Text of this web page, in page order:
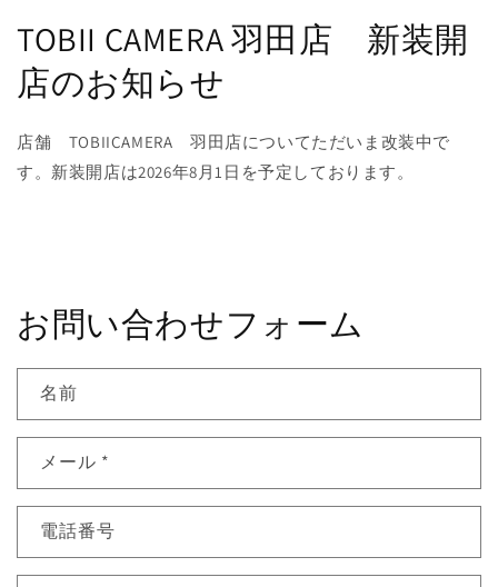
TOBII CAMERA 羽田店 新装開
店のお知らせ
店舗 TOBIICAMERA 羽田店についてただいま改装中で
す。新装開店は2026年8月1日を予定しております。
お問い合わせフォーム
名前
メール *
電話番号